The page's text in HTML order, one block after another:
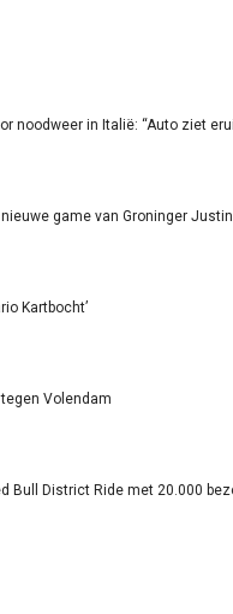
noodweer in Italië: “Auto ziet
game van Groninger
Kartbocht’
Volendam
Bull District Ride met 20.000